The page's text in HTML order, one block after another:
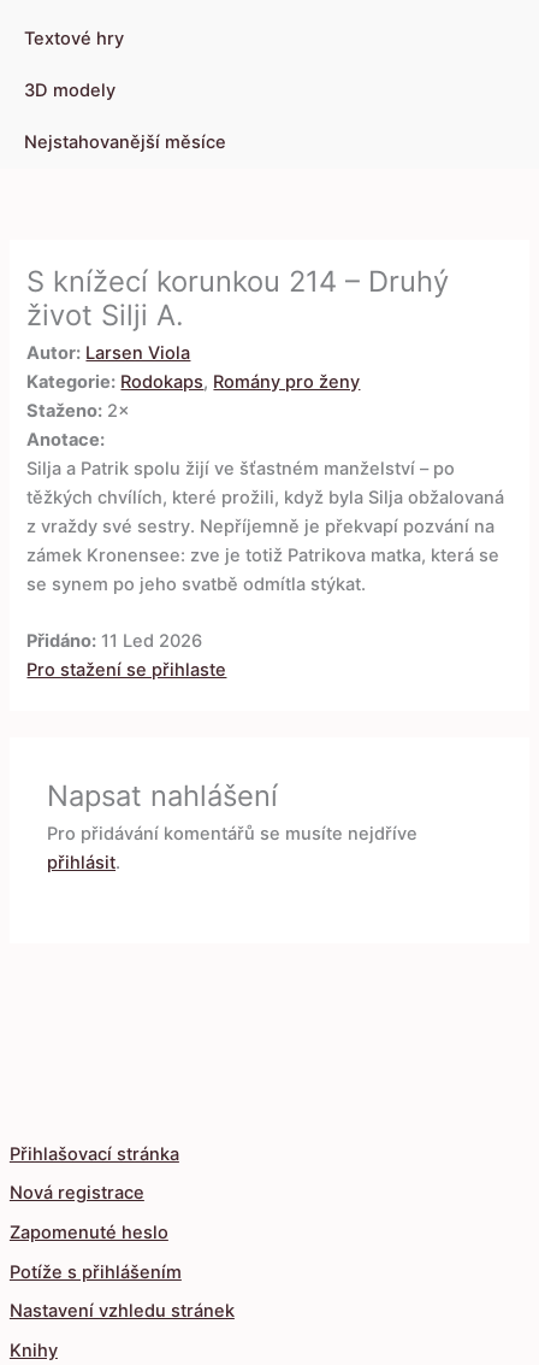
Textové hry
3D modely
Nejstahovanější měsíce
Přihlašovací stránka
Nová registrace
Zapomenuté heslo
Potíže s přihlášením
Nastavení vzhledu stránek
Knihy
S knížecí korunkou 214 – Druhý
život Silji A.
Autor: Larsen Viola
Kategorie: Rodokaps, Romány pro ženy
Staženo: 2×
Anotace:
Silja a Patrik spolu žijí ve šťastném manželství – po
těžkých chvílích, které prožili, když byla Silja obžalovaná
z vraždy své sestry. Nepříjemně je překvapí pozvání na
zámek Kronensee: zve je totiž Patrikova matka, která se
se synem po jeho svatbě odmítla stýkat.
Přidáno: 11 Led 2026
Pro stažení se přihlaste
Napsat nahlášení
Pro přidávání komentářů se musíte nejdříve
přihlásit.